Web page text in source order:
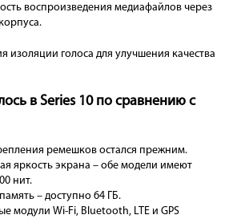
воспроизведения медиафайлов через
изоляции голоса для улучшения качества
в Series 10 по сравнению с
ремешков остался прежним.
яркость экрана – обе модели имеют
нит.
– доступно 64 ГБ.
модули Wi-Fi, Bluetooth, LTE и GPS